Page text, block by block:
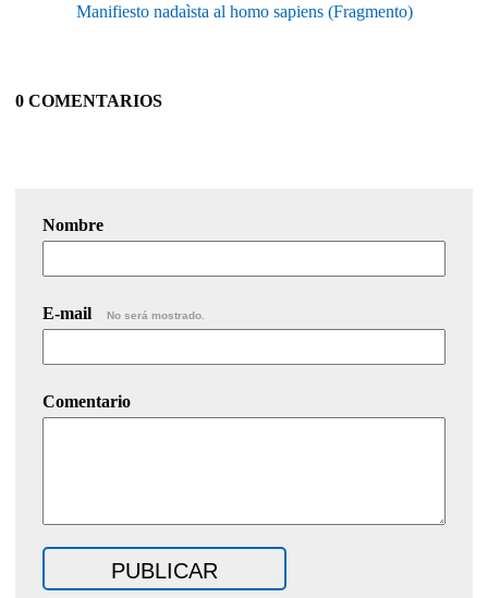
Manifiesto nadaìsta al homo sapiens (Fragmento)
0 COMENTARIOS
Nombre
E-mail No será mostrado.
Comentario